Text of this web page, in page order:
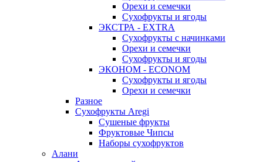
Орехи и семечки
Сухофрукты и ягоды
ЭКСТРА - EXTRA
Сухофрукты с начинками
Орехи и семечки
Сухофрукты и ягоды
ЭКОНОМ - ECONOM
Сухофрукты и ягоды
Орехи и семечки
Разное
Сухофрукты Aregi
Сушеные фрукты
Фруктовые Чипсы
Наборы сухофруктов
Алани